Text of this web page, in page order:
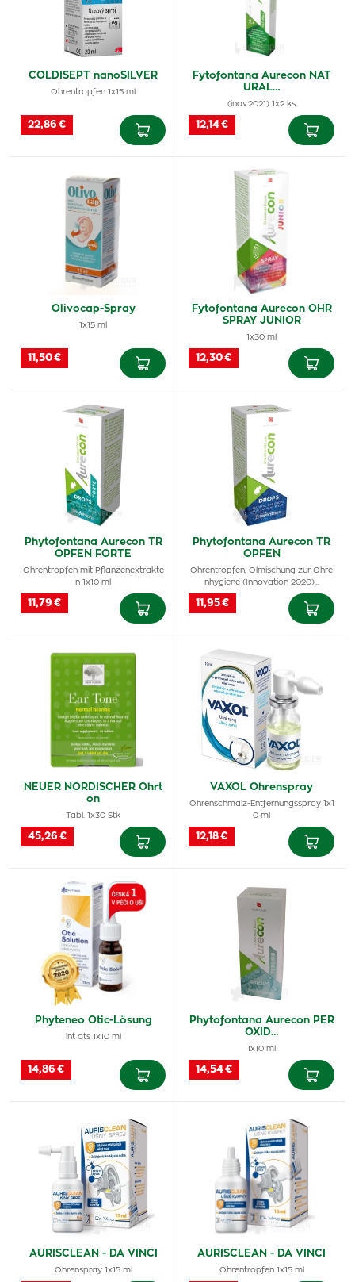
COLDISEPT nanoSILVER
Ohrentropfen 1x15 ml
22,86 €
Fytofontana Aurecon NAT
URAL…
(inov.2021) 1x2 ks
12,14 €
Olivocap-Spray
1x15 ml
11,50 €
Fytofontana Aurecon OHR
SPRAY JUNIOR
1x30 ml
12,30 €
Phytofontana Aurecon TR
OPFEN FORTE
Ohrentropfen mit Pflanzenextrakte
n 1x10 ml
11,79 €
Phytofontana Aurecon TR
OPFEN
Ohrentropfen, Ölmischung zur Ohre
nhygiene (Innovation 2020)…
11,95 €
NEUER NORDISCHER Ohrt
on
Tabl. 1x30 Stk
45,26 €
VAXOL Ohrenspray
Ohrenschmalz-Entfernungsspray 1x1
0 ml
12,18 €
Phyteneo Otic-Lösung
int ots 1x10 ml
14,86 €
Phytofontana Aurecon PER
OXID…
1x10 ml
14,54 €
AURISCLEAN - DA VINCI
Ohrenspray 1x15 ml
AURISCLEAN - DA VINCI
Ohrentropfen 1x15 ml